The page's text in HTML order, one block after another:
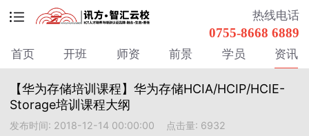
热线电话
0755-8668 6889
首页 开班 师资 前景 学员 资讯
【华为存储培训课程】华为存储HCIA/HCIP/HCIE-
Storage培训课程大纲
发布时间: 2018-12-14 00:00:00 点击量: 6932